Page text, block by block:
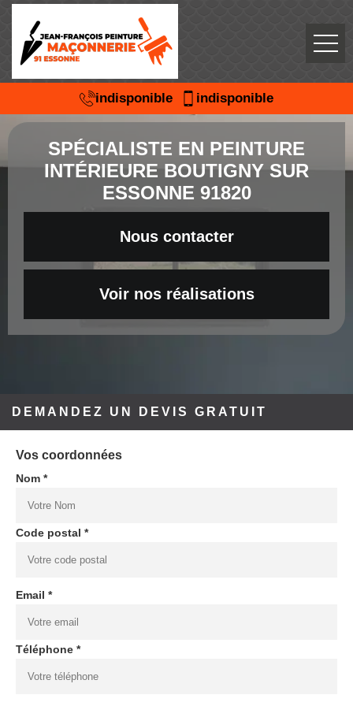
indisponible indisponible
SPÉCIALISTE EN PEINTURE
INTÉRIEURE BOUTIGNY SUR
ESSONNE 91820
Nous contacter
Voir nos réalisations
DEMANDEZ UN DEVIS GRATUIT
Vos coordonnées
Nom *
Code postal *
Email *
Téléphone *